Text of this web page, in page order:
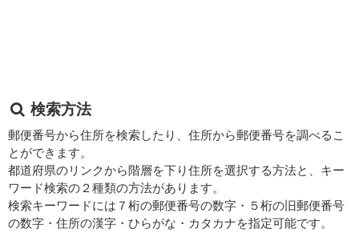
検索方法
郵便番号から住所を検索したり、住所から郵便番号を調べるこ
とができます。
都道府県のリンクから階層を下り住所を選択する方法と、キー
ワード検索の２種類の方法があります。
検索キーワードには７桁の郵便番号の数字・５桁の旧郵便番号
の数字・住所の漢字・ひらがな・カタカナを指定可能です。